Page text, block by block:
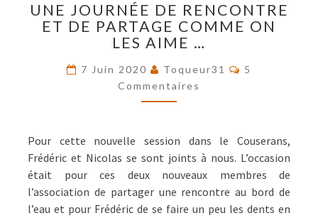
JOURNÉE
DE
RENCONTRE
DE
PARTAGE
COMME
LES
AIME
…
UNE JOURNÉE DE RENCONTRE
ET DE PARTAGE COMME ON
LES AIME …
7 Juin 2020 Toqueur31
5
Commentaires
Pour cette nouvelle session dans le Couserans,
Frédéric et Nicolas se sont joints à nous. L’occasion
était pour ces deux nouveaux membres de
l’association de partager une rencontre au bord de
l’eau et pour Frédéric de se faire un peu les dents en